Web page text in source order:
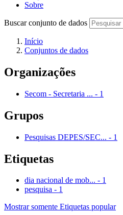
Sobre
Buscar conjunto de dados
Início
Conjuntos de dados
Organizações
Secom - Secretaria ... - 1
Grupos
Pesquisas DEPES/SEC... - 1
Etiquetas
dia nacional de mob... - 1
pesquisa - 1
Mostrar somente Etiquetas popular